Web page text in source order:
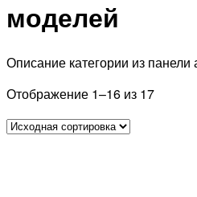
моделей
Описание категории из панели
Отображение 1–16 из 17